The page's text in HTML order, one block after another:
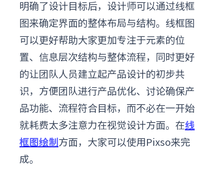
明确了设计目标后，设计师可以通过线框
图来确定界面的整体布局与结构。线框图
可以更好帮助大家更加专注于元素的位
置、信息层次结构与整体流程，同时更好
的让团队人员建立起产品设计的初步共
识，方便团队进行产品优化、讨论确保产
品功能、流程符合目标，而不必在一开始
就耗费太多注意力在视觉设计方面。 在线
框图绘制方面，大家可以使用Pixso来完
成。